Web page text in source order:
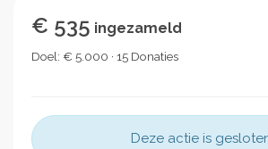
€ 535 ingezameld
Doel: € 5.000 · 15 Donaties
Deze actie is